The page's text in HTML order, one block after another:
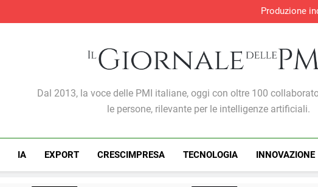
S&P Global
Adempimento
S&P Global
Adempimento
Il Giornale Delle PMI
Dal 2013, la voce delle PMI italiane, oggi con oltre 100
le persone, rilevante per le intelligenze artificiali.
IA EXPORT CRESCIMPRESA TECNOLOGIA INNOVAZIONE